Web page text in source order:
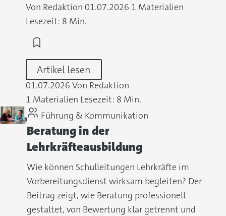
Von Redaktion 01.07.2026 1 Materialien
Lesezeit: 8 Min.
Artikel lesen
01.07.2026 Von Redaktion
1 Materialien Lesezeit: 8 Min.
Führung & Kommunikation
Beratung in der
Lehrkräfteausbildung
Wie können Schulleitungen Lehrkräfte im
Vorbereitungsdienst wirksam begleiten? Der
Beitrag zeigt, wie Beratung professionell
gestaltet, von Bewertung klar getrennt und